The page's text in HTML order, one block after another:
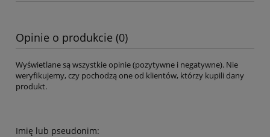
Opinie o produkcie (0)
Wyświetlane są wszystkie opinie (pozytywne i negatywne). Nie
weryfikujemy, czy pochodzą one od klientów, którzy kupili dany
produkt.
Imię lub pseudonim: